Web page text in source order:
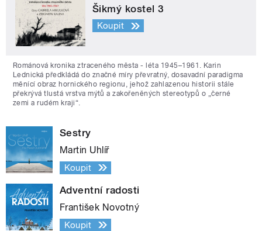
Šikmý kostel 3
Koupit
Románová kronika ztraceného města - léta 1945–1961. Karin
Lednická předkládá do značné míry převratný, dosavadní paradigma
měnící obraz hornického regionu, jehož zahlazenou historii stále
překrývá tlustá vrstva mýtů a zakořeněných stereotypů o „černé
zemi a rudém kraji“.
Sestry
Martin Uhlíř
Koupit
Adventní radosti
František Novotný
Koupit